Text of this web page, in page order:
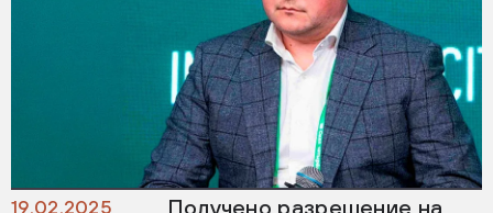
19.02.2025
Получено разрешение на